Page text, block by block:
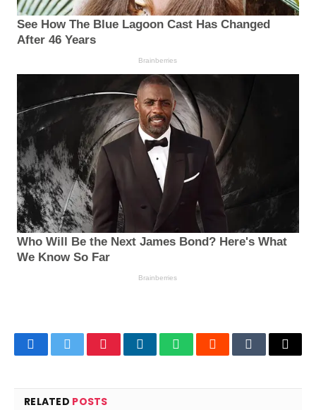
FacebookTwitterPinterestLinkedInWhatsAppRedditTumblrEmail
RELATED POSTS